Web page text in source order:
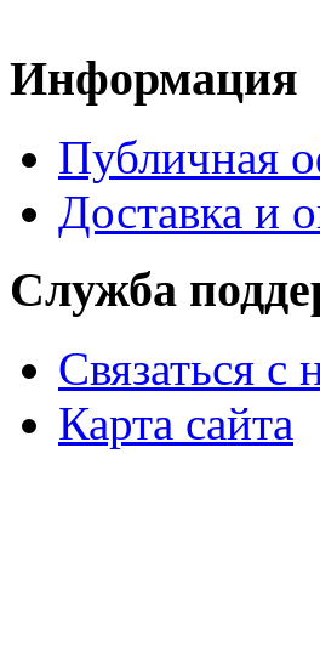
Информация
Публичная
Доставка и
Служба
Связаться с
Карта сайта